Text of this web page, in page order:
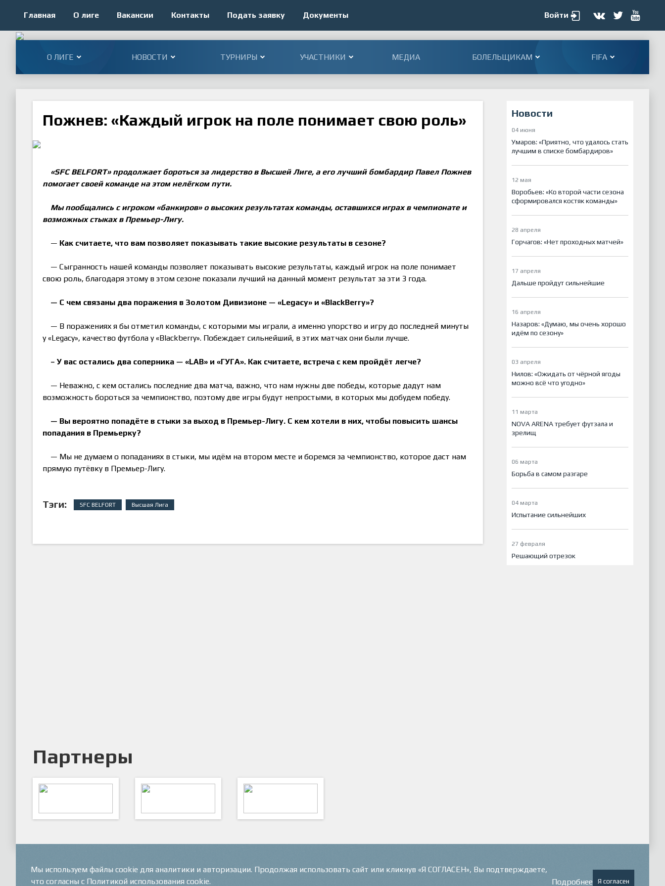
Главная О лиге Вакансии Контакты Подать заявку Документы Войти
О ЛИГЕ НОВОСТИ ТУРНИРЫ УЧАСТНИКИ МЕДИА БОЛЕЛЬЩИКАМ FIFA
Пожнев: «Каждый игрок на поле понимает свою роль»
«SFC BELFORT» продолжает бороться за лидерство в Высшей Лиге, а его лучший бомбардир Павел Пожнев
помогает своей команде на этом нелёгком пути.
Мы пообщались с игроком «банкиров» о высоких результатах команды, оставшихся играх в чемпионате и
возможных стыках в Премьер-Лигу.
— Как считаете, что вам позволяет показывать такие высокие результаты в сезоне?
— Сыгранность нашей команды позволяет показывать высокие результаты, каждый игрок на поле понимает
свою роль, благодаря этому в этом сезоне показали лучший на данный момент результат за эти 3 года.
— С чем связаны два поражения в Золотом Дивизионе — «Legacy» и «BlackBerry»?
— В поражениях я бы отметил команды, с которыми мы играли, а именно упорство и игру до последней минуты
у «Legacy», качество футбола у «Blackberry». Побеждает сильнейший, в этих матчах они были лучше.
– У вас остались два соперника — «LAB» и «ГУГА». Как считаете, встреча с кем пройдёт легче?
— Неважно, с кем остались последние два матча, важно, что нам нужны две победы, которые дадут нам
возможность бороться за чемпионство, поэтому две игры будут непростыми, в которых мы добудем победу.
— Вы вероятно попадёте в стыки за выход в Премьер-Лигу. С кем хотели в них, чтобы повысить шансы
попадания в Премьерку?
— Мы не думаем о попаданиях в стыки, мы идём на втором месте и боремся за чемпионство, которое даст нам
прямую путёвку в Премьер-Лигу.
Тэги: SFC BELFORT Высшая Лига
Новости
04 июня
Умаров: «Приятно, что удалось стать
лучшим в списке бомбардиров»
12 мая
Воробьев: «Ко второй части сезона
сформировался костяк команды»
28 апреля
Горчагов: «Нет проходных матчей»
17 апреля
Дальше пройдут сильнейшие
16 апреля
Назаров: «Думаю, мы очень хорошо
идём по сезону»
03 апреля
Нилов: «Ожидать от чёрной ягоды
можно всё что угодно»
11 марта
NOVA ARENA требует футзала и
зрелищ
06 марта
Борьба в самом разгаре
04 марта
Испытание сильнейших
27 февраля
Решающий отрезок
Партнеры
Мы используем файлы cookie для аналитики и авторизации. Продолжая использовать сайт или кликнув «Я СОГЛАСЕН», Вы подтверждаете,
что согласны с Политикой использования cookie.
Подробнее Я согласен